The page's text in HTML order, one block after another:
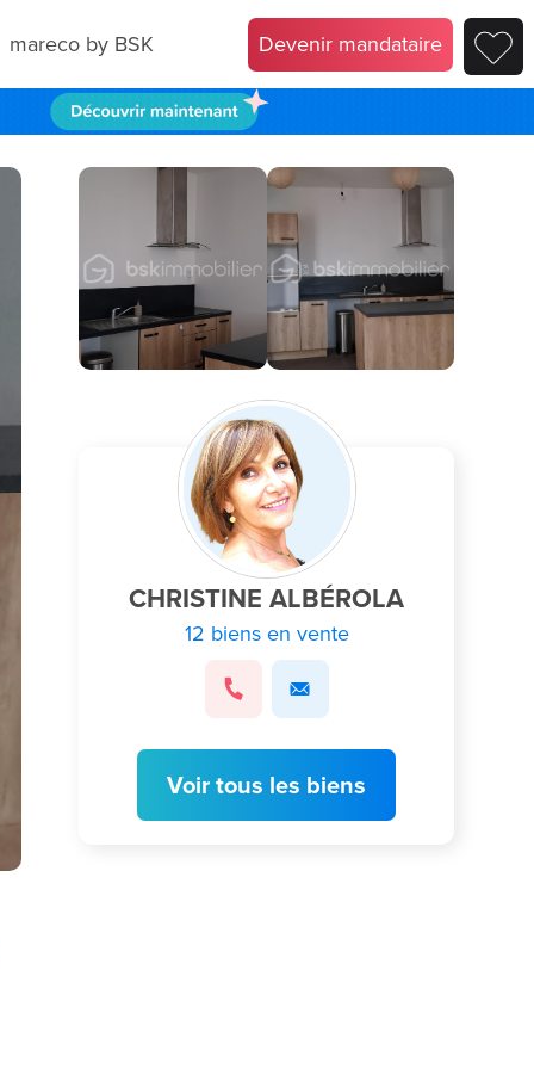
mareco by BSK Devenir mandataire
CHRISTINE ALBÉROLA
12 biens en vente
Voir tous les biens